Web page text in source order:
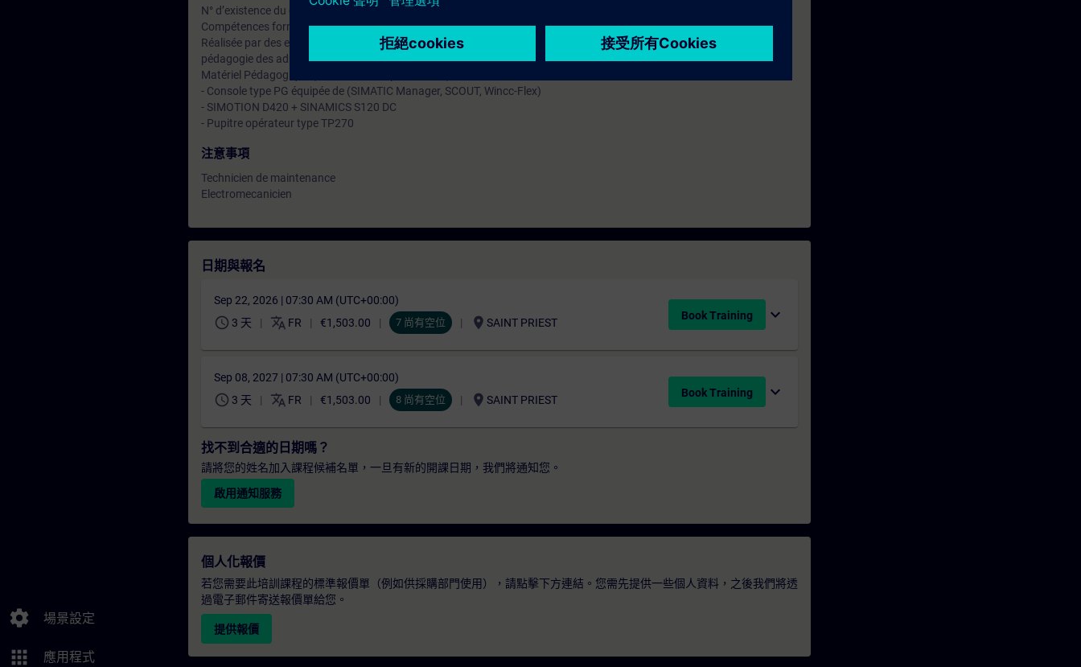
settings 場景設定
apps 應用程式
N° d’existence du centre de formation SITRAIN : 11 93 00 205 93
Compétences formateur :
Réalisée par des experts assurant au quotidien des missions techniques auprès des entreprises, formés et qualifiés à la
pédagogie des adultes avec un suivi et une actualisation de leurs compétences théoriques, pratiques, et pédagogiques.
Matériel Pédagogique (à titre indicatif par binôme) :
- Console type PG équipée de (SIMATIC Manager, SCOUT, Wincc-Flex)
- SIMOTION D420 + SINAMICS S120 DC
- Pupitre opérateur type TP270
注意事項
Technicien de maintenance
Electromecanicien
日期與報名
Sep 22, 2026 | 07:30 AM (UTC+00:00)
schedule 3 天 translate FR €1,503.00 7 尚有空位 location_on SAINT PRIEST
Book Training expand_more
Sep 08, 2027 | 07:30 AM (UTC+00:00)
schedule 3 天 translate FR €1,503.00 8 尚有空位 location_on SAINT PRIEST
Book Training expand_more
找不到合適的日期嗎？
請將您的姓名加入課程候補名單，一旦有新的開課日期，我們將通知您。
啟用通知服務
個人化報價
若您需要此培訓課程的標準報價單（例如供採購部門使用），請點擊下方連結。您需先提供一些個人資料，之後我們將透
過電子郵件寄送報價單給您。
提供報價